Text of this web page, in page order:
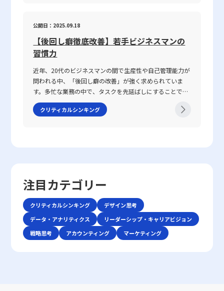
いう課題があります。一方、定性的評価は、数値化しにくい質的側
面を補完し、組織文化や社員の成長を評価する上で重要な役割を果
たすものの、評価者の主観が入りやすい点が留意すべき点です。し
たがって、企業は両者をバランスよく統合することで、より多角的
かつ柔軟な評価システムを確立し、業務改善や戦略的意思決定に活
かすことが求められます。また、デジタルトランスフォーメーショ
ンの進展に伴い、タレントマネジメントシステムのようなツールを
活用して、社内データの一元化および可視化を図ることが、さらな
る競争優位の確保につながるでしょう。20代の若手ビジネスマン
踏まえる必要があります。まず、会話の基本となる前提条
件を共有することが不可欠です。会議や打ち合わせの冒頭
で議論のゴールや目的、前提条件を再確認することで、話
の軸がぶれるのを防ぐことができます。具体的な対策とし
ては、以下の点が挙げられます。・まず、話の内容は具体
的に整理し、主語と述語を明確にすることが重要です。特
に急いでいる状況や複雑な問題を扱う場合、あいまいな表
現を避け、論点を整理して伝える努力が必要です。・次
に、相手の理解度を随時確認することが推奨されます。た
ブル回避に寄与します。・さらに、自己の思考を論理的に
整理する力を高めることで、情報の伝達精度が向上し、結
果として仕事で話が噛み合わない人との対処法がより効果
的に機能します。論理的思考は、複雑な情報をシンプルに
まとめるための基本スキルであり、コミュニケーションの
質を大きく左右します。これらの注意点を踏まえた上で、
く、個人の素質と経験が複雑に絡み合っています。「ビジ
は、論理的思考、傾聴力、発信力といった要素を統合し、
相手に正確かつ効果的なメッセージを伝えることで、相手
の行動変容を促す点にあります。 近年、ICT技術の進展に
より、メール、チャット、ビデオ会議など多様なコミュニ
ケーション手法が登場しました。しかし、テキストや非対
な反応だけに頼る傾向があり、誤解や遅延が発生する可能
性があります。このため、現代のビジネスシーンでは、対
む複合的なプロセスであり、相手にどこまで伝わったか、
あるいは誤解が生じたかを見極める能力が必要となりま
す。「ビジネスにおけるコミュニケーション能力」で成功
を収めるためには、自身の伝えたい内容を明確に定義し、
使用する手段・場面に応じて最適な技術を選択できる柔軟
性が求められます。 特に、若手ビジネスマンにとっては、
注意点を体系的に整理しました。 レッドオーシャンとは
「レッドオーシャン」とは、既存市場における熾烈な競争
環境を表す比喩表現です。この概念は、2005年にW・チャ
ー・オーシャン戦略』にて取り上げられ、赤く血に染まっ
た海をイメージすることで、限られた需要を巡って多数の
企業が激しく争う状況を表現しています。特に、レッドオ
ーシャの 戦い方としてのアプローチは、価格競争に終始し
やすい市場の中で如何にして自社の独自性を打ち出すか、
争いが交錯し、限られた市場シェアの取り合いが続きま
す。そのため、レッドオーシャンの戦い方においては、自
社の強みや独自性を生かした戦略立案が不可欠となりま
す。 レッドオーシャン 戦い方の基本戦略 レッドオーシャ
ン市場で成功を収めるためには、以下の3つの基本戦略が
有効であるとされています。第一に、差別化戦略です。他
社と同じ製品・サービスを提供していては、顧客は選択に
公開日：2025.09.18
【後回し癖徹底改善】若手ビジネスマンの
習慣力
近年、20代のビジネスマンの間で生産性や自己管理能力が
問われる中、「後回し癖の改善」が強く求められていま
す。多忙な業務の中で、タスクを先延ばしにすることで生
じるストレスや自信喪失、生産性の低下は、キャリア形成
において決定的なマイナス要素となりかねません。この記
改善に向けた実践的アプローチを解説します。 先延ばし癖
とは 先延ばし癖とは、必要なタスクや業務を期限内に着
手・遂行せず、後回しにする習慣や傾向を指します。この
現象は単なる怠慢や意志の弱さだけに起因するものではな
く、心理的要因や環境要因の複合的な結果とも言えます。
例えば、失敗への恐怖心や完璧主義、さらにはADHD（注
クリティカルシンキング
注目カテゴリー
クリティカルシンキング
デザイン思考
データ・アナリティクス
リーダーシップ・キャリアビジョン
戦略思考
アカウンティング マーケティング